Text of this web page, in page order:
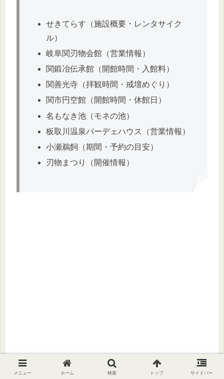
せきてらす（施設概要・レンタサイク
ル）
岐阜関刃物会館（営業情報）
関鍛冶伝承館（開館時間・入館料）
関善光寺（拝観時間・戒壇めぐり）
関市円空館（開館時間・休館日）
名もなき池（モネの池）
板取川温泉バーデェハウス（営業情報）
小瀬鵜飼（期間・予約の目安）
刃物まつり（開催情報）
メニュー ホーム 検索 トップ サイドバー